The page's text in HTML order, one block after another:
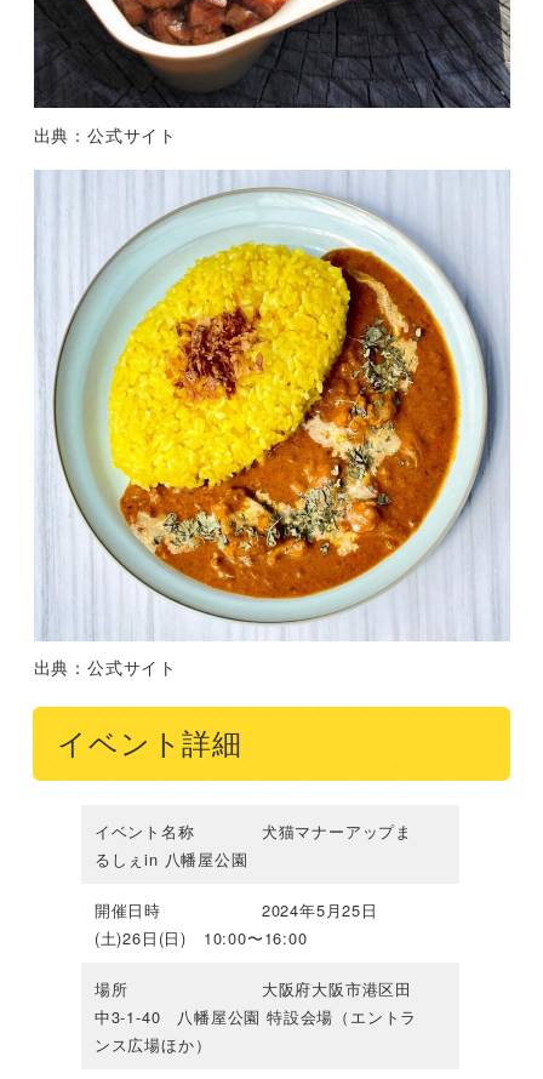
出典：公式サイト
出典：公式サイト
イベント詳細
イベント名称 ⽝猫マナーアップま
るしぇin ⼋幡屋公園
開催日時 2024年5⽉25⽇
(⼟)26⽇(⽇) 10:00〜16:00
場所 ⼤阪府⼤阪市港区⽥
中3-1-40 ⼋幡屋公園 特設会場（エントラ
ンス広場ほか）